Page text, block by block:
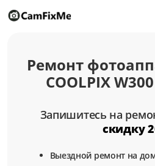
Ремонт
COOLPIX
Запишитесь на
скидку
Выездной ремонт на